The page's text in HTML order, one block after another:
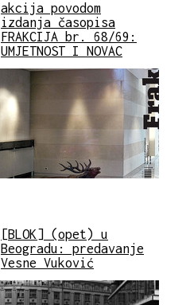
akcija povodom
izdanja časopisa
FRAKCIJA br. 68/69:
UMJETNOST I NOVAC
[BLOK] (opet) u
Beogradu: predavanje
Vesne Vuković